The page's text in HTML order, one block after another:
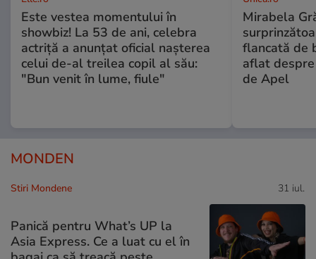
Este vestea momentului în
showbiz! La 53 de ani, celebra
actriță a anunțat oficial nașterea
celui de-al treilea copil al său:
"Bun venit în lume, fiule"
Mirabela
flancată de
aflat
de Apel
MONDEN
Stiri Mondene 31 iul.
Panică pentru What’s UP la
Asia Express. Ce a luat cu el în